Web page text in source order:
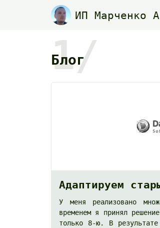
ИП Марченко
1/
Блог
Адаптируем
У меня реализовано
временем я принял
только 8-ю. В результате